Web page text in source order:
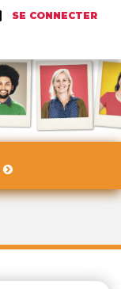
SE CONNECTER